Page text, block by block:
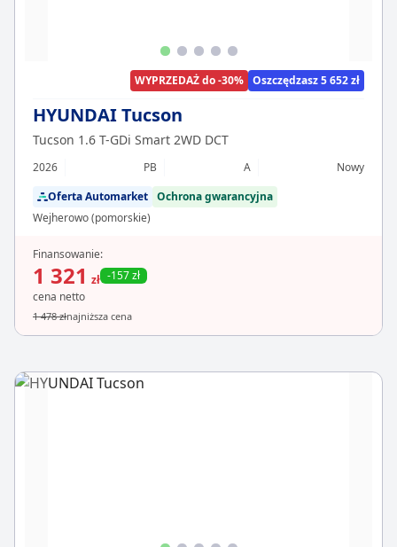
WYPRZEDAŻ do -30% Oszczędzasz 5 652 zł
HYUNDAI Tucson
Tucson 1.6 T-GDi Smart 2WD DCT
2026 PB A
Nowy
Oferta Automarket Ochrona gwarancyjna
Wejherowo (pomorskie)
Finansowanie:
1 321 zł -157 zł
cena netto
1 478 złnajniższa cena